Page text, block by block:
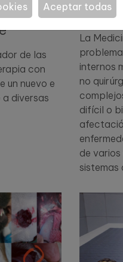
de las
con
un nuevo e
diversas
La
internos
no
difícil o
de
sistemas
Aceptar todas